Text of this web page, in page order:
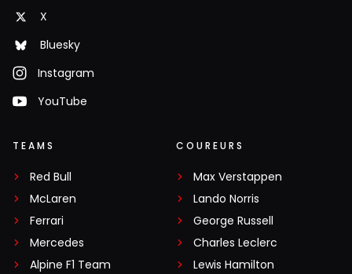
X
Bluesky
Instagram
YouTube
TEAMS
Red Bull
McLaren
Ferrari
Mercedes
Alpine F1 Team
COUREURS
Max Verstappen
Lando Norris
George Russell
Charles Leclerc
Lewis Hamilton